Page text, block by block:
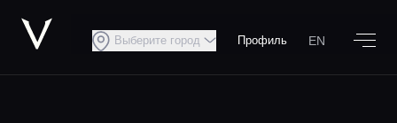
Выберите город Профиль EN